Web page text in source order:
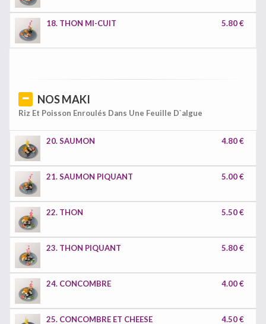
18. THON MI-CUIT 5.80 €
NOS MAKI
Riz Et Poisson Enroulés Dans Une Feuille D`algue
20. SAUMON 4.80 €
21. SAUMON PIQUANT 5.00 €
22. THON 5.50 €
23. THON PIQUANT 5.80 €
24. CONCOMBRE 4.00 €
25. CONCOMBRE ET CHEESE 4.50 €